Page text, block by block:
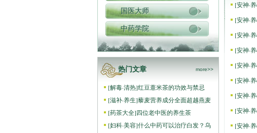
国医大师
中药学院
热门文章 more>>
[解毒·清热]红豆薏米茶的功效与禁忌
[滋补·养生]藜麦营养成分全面超越燕麦
[药茶大全]四位老中医的养生茶
[妇科·美容]什么中药可以治疗白发？乌
[安神·
[安神·
[安神·
[安神·
[安神·
[安神·
[安神·
[安神·
[安神·